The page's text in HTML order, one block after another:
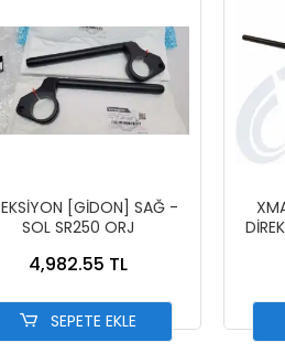
[GİDON] SAĞ -
SOL SR250 ORJ
4,982.55 TL
SEPETE EKLE